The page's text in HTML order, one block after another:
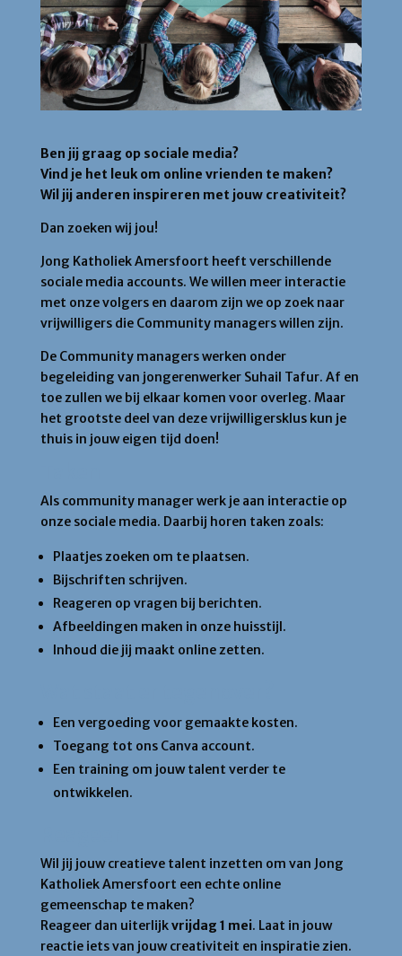
Ben jij graag op sociale media?
Vind je het leuk om online vrienden te maken?
Wil jij anderen inspireren met jouw creativiteit?
Dan zoeken wij jou!
Jong Katholiek Amersfoort heeft verschillende
sociale media accounts. We willen meer interactie
met onze volgers en daarom zijn we op zoek naar
vrijwilligers die Community managers willen zijn.
De Community managers werken onder
begeleiding van jongerenwerker Suhail Tafur. Af en
toe zullen we bij elkaar komen voor overleg. Maar
het grootste deel van deze vrijwilligersklus kun je
thuis in jouw eigen tijd doen!
Als community manager werk je aan interactie op
onze sociale media. Daarbij horen taken zoals:
Plaatjes zoeken om te plaatsen.
Bijschriften schrijven.
Reageren op vragen bij berichten.
Afbeeldingen maken in onze huisstijl.
Inhoud die jij maakt online zetten.
Een vergoeding voor gemaakte kosten.
Toegang tot ons Canva account.
Een training om jouw talent verder te
ontwikkelen.
Wil jij jouw creatieve talent inzetten om van Jong
Katholiek Amersfoort een echte online
gemeenschap te maken?
Reageer dan uiterlijkvrijdag 1 mei. Laat in jouw
reactie iets van jouw creativiteit en inspiratie zien.